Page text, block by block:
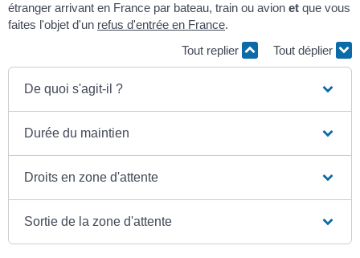
étranger arrivant en France par bateau, train ou avion et que vous
faites l'objet d'un refus d'entrée en France.
Tout replier
Tout déplier
De quoi s'agit-il ?
Durée du maintien
Droits en zone d'attente
Sortie de la zone d'attente